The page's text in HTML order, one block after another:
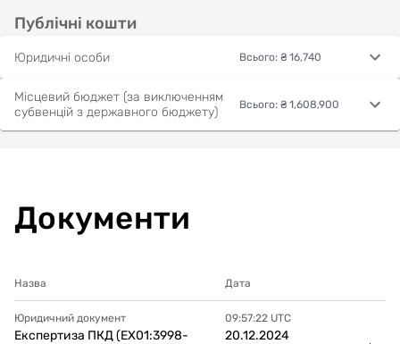
Публічні кошти
Юридичні особи Всього: ₴ 16,740
Місцевий бюджет (за виключенням
субвенцій з державного бюджету)
Всього: ₴ 1,608,900
Документи
Назва Дата
Юридичний документ
Експертиза ПКД (EX01:3998-
09:57:22 UTC
20.12.2024